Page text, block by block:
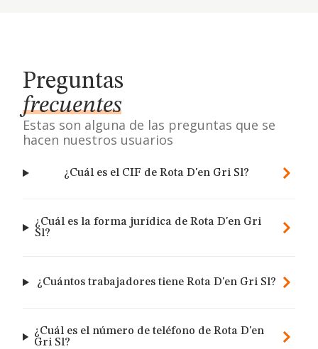
Preguntas
frecuentes
Estas son alguna de las preguntas que se
hacen nuestros usuarios
¿Cuál es el CIF de Rota D'en Gri Sl?
¿Cuál es la forma jurídica de Rota D'en Gri
Sl?
¿Cuántos trabajadores tiene Rota D'en Gri Sl?
¿Cuál es el número de teléfono de Rota D'en
Gri Sl?